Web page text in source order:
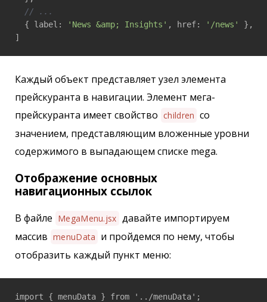
// ...
  { label:
'News &amp; Insights' , href: '/news'
},
]
Каждый объект представляет узел элемента
прейскуранта в навигации. Элемент мега-
прейскуранта имеет свойство children со
значением, представляющим вложенные уровни
содержимого в выпадающем списке mega.
Отображение основных
навигационных ссылок
В файле MegaMenu.jsx давайте импортируем
массив menuData и пройдемся по нему, чтобы
отобразить каждый пункт меню:
import { menuData } from '../menuData';